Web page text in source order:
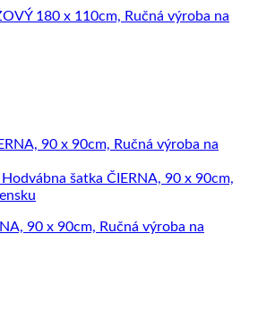
180 x 110cm, Ručná výroba na
90 x 90cm, Ručná výroba na